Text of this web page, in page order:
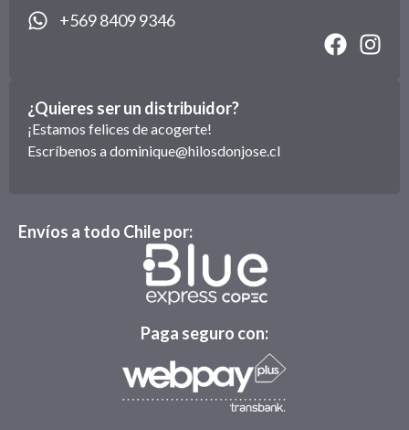
+569 8409 9346
¿Quieres ser un distribuidor?
¡Estamos felices de acogerte!
Escríbenos a dominique@hilosdonjose.cl
Envíos a todo Chile por:
Paga seguro con: